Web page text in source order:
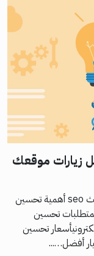
زيارات موقعك
فهرس المقالما يميز خدمة تحسين محركات البحث seo أهمية تحسين
تحسين
تحسين